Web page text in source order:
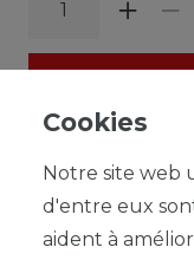
LISTE DE
Cookies
Notre site web
d'entre eux
aident à